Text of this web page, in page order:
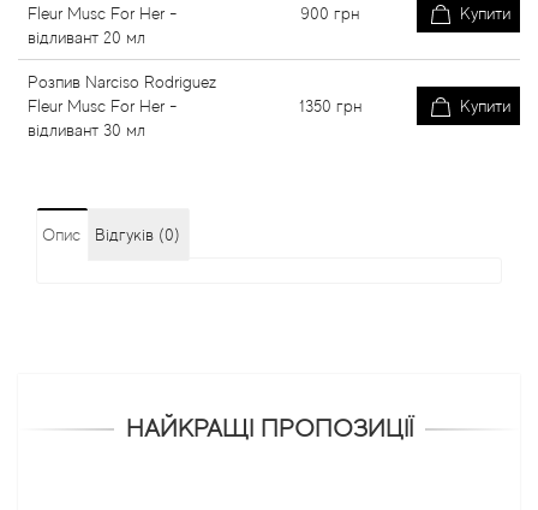
Fleur Musc For Her -
відливант 20 мл
900 грн Купити
Розпив Narciso Rodriguez
Fleur Musc For Her -
відливант 30 мл
1350 грн Купити
Опис Відгуків (0)
НАЙКРАЩІ ПРОПОЗИЦІЇ